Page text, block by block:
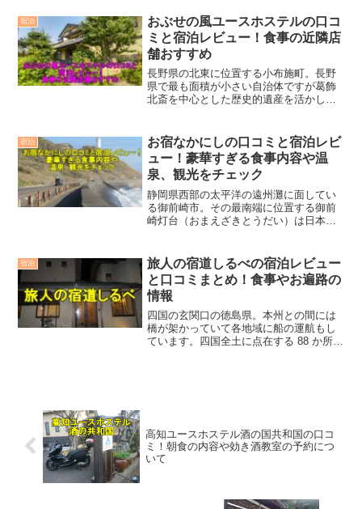
遺産に登録された加賀百万石まつりや、
白山比咩神社、小松空港な...
宿泊
おぶせの風ユースホステルの口コ
ミと宿泊レビュー！食事の近隣店
舗おすすめ
長野県の北東に位置する小布施町。長野
県で最も面積が小さい自治体ですが葛飾
北斎を中心とした歴史的遺産を活かした
ます。りんごや栗が名産で、それを使用
した食品も人気があります...
宿泊
お宿なかにしの口コミと宿泊レビ
ュー！豪華すぎる食事内容や温
泉、観光をチェック
静岡県西部の太平洋の遠州灘に面してい
る御前崎市。その最南端に位置する御前
崎灯台（おまえざきとうだい）は日本の
台に指定されています。美しい海岸線が
広がり、その風光明媚...
宿泊
旅人の宿道しるべの宿泊レビュー
と口コミまとめ！食事やお遍路の
情報
四国の玄関口の徳島県。本州との間には
橋が架かっていて各地域に船の運航もし
ています。四国全土に点在する 88 か所の
高知ユースホステル酒の国共和国の口コ
ミ！朝食の内容や効き酒教室の予約につ
いて